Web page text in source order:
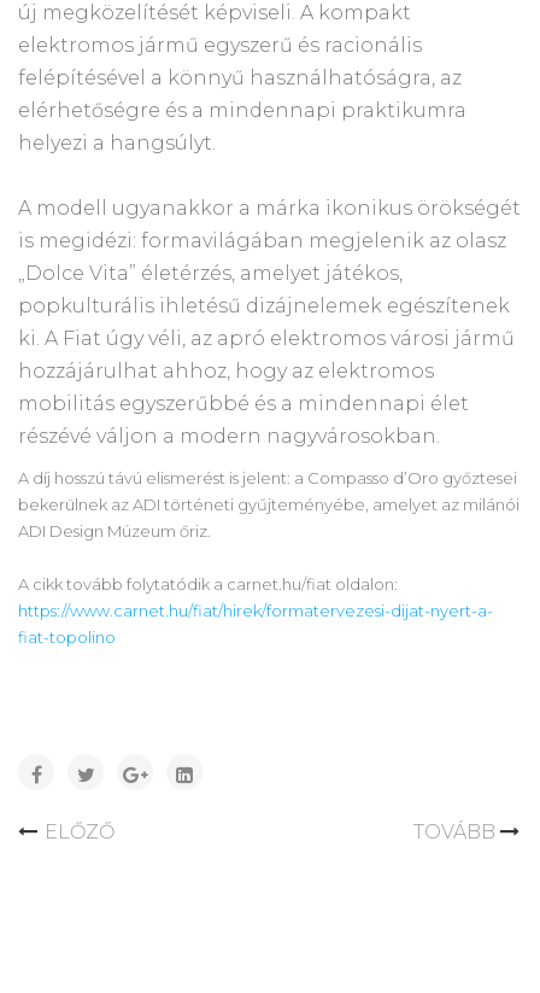
új megközelítését képviseli. A kompakt
elektromos jármű egyszerű és racionális
felépítésével a könnyű használhatóságra, az
elérhetőségre és a mindennapi praktikumra
helyezi a hangsúlyt.
A modell ugyanakkor a márka ikonikus örökségét
is megidézi: formavilágában megjelenik az olasz
„Dolce Vita” életérzés, amelyet játékos,
popkulturális ihletésű dizájnelemek egészítenek
ki. A Fiat úgy véli, az apró elektromos városi jármű
hozzájárulhat ahhoz, hogy az elektromos
mobilitás egyszerűbbé és a mindennapi élet
részévé váljon a modern nagyvárosokban.
A díj hosszú távú elismerést is jelent: a Compasso d’Oro győztesei
bekerülnek az ADI történeti gyűjteményébe, amelyet az milánói
ADI Design Múzeum őriz.
A cikk tovább folytatódik a carnet.hu/fiat oldalon:
https://www.carnet.hu/fiat/hirek/formatervezesi-dijat-nyert-a-
fiat-topolino
ELŐZŐ TOVÁBB